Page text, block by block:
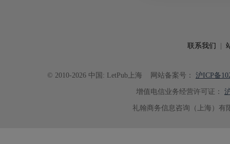
联系我们
© 2010-2026 中国: LetPub上海 网站备案号： 沪ICP备
增值电信业务经营许可证：
礼翰商务信息咨询（上海）